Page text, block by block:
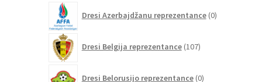
Dresi Azerbajdžanu reprezentance 0izdelkov
Dresi Belgija reprezentance 107izdelkov
Dresi Belorusijo reprezentance 0